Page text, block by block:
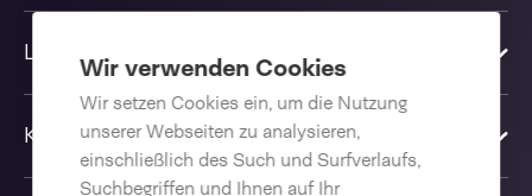
Wir verwenden Cookies
Wir setzen Cookies ein, um die Nutzung
unserer Webseiten zu analysieren,
einschließlich des Such und Surfverlaufs,
Suchbegriffen und Ihnen auf Ihr
Lösungen
Kontakt